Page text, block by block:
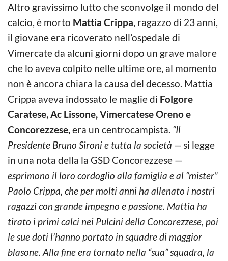
Altro gravissimo lutto che sconvolge il mondo del
calcio, è morto Mattia Crippa, ragazzo di 23 anni,
il giovane era ricoverato nell’ospedale di
Vimercate da alcuni giorni dopo un grave malore
che lo aveva colpito nelle ultime ore, al momento
non è ancora chiara la causa del decesso. Mattia
Crippa aveva indossato le maglie di Folgore
Caratese, Ac Lissone, Vimercatese Oreno e
Concorezzese,era un centrocampista. “Il
Presidente Bruno Sironi e tutta la società —si legge
in una nota della la GSD Concorezzese —
esprimono il loro cordoglio alla famiglia e al “mister”
Paolo Crippa, che per molti anni ha allenato i nostri
ragazzi con grande impegno e passione. Mattia ha
tirato i primi calci nei Pulcini della Concorezzese, poi
le sue doti l’hanno portato in squadre di maggior
blasone. Alla fine era tornato nella “sua” squadra, la